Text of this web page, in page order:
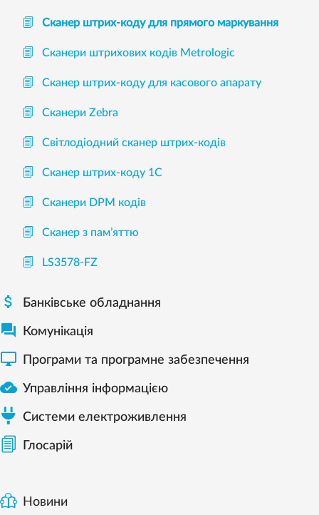
Сканер штрих-коду для прямого маркування
Сканери штрихових кодів Metrologic
Сканер штрих-коду для касового апарату
Сканери Zebra
Світлодіодний сканер штрих-кодів
Сканер штрих-коду 1С
Сканери DPM кодів
Сканер з пам’яттю
LS3578-FZ
 Банківське обладнання
 Комунікація
 Програми та програмне забезпечення
 Управління інформацією
Системи електроживлення
Глосарій
Новини